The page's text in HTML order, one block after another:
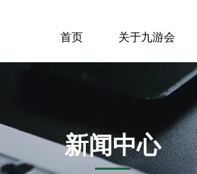
首页 关于九游会
新闻中心